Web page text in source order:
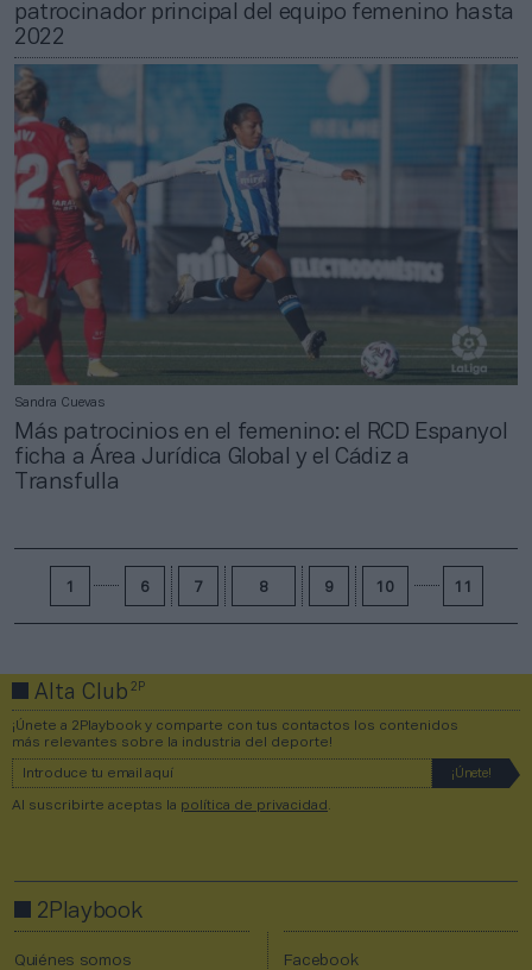
patrocinador principal del equipo femenino hasta
2022
Sandra Cuevas
Más patrocinios en el femenino: el RCD Espanyol
ficha a Área Jurídica Global y el Cádiz a
Transfulla
1 6 7 8 9 10 11
Alta Club2P
¡Únete a 2Playbook y comparte con tus contactos los contenidos
más relevantes sobre la industria del deporte!
Al suscribirte aceptas la política de privacidad
2Playbook
Quiénes somos Facebook